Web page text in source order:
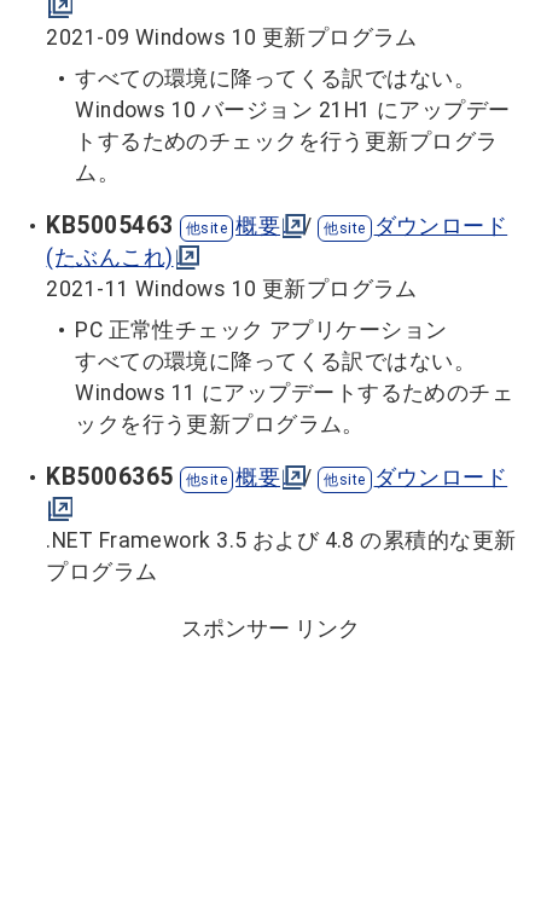
2021-09 Windows 10 更新プログラム
すべての環境に降ってくる訳ではない。
Windows 10 バージョン 21H1 にアップデー
トするためのチェックを行う更新プログラ
ム。
KB5005463 概要 /
ダウンロード
(たぶんこれ)
2021-11 Windows 10 更新プログラム
PC 正常性チェック アプリケーション
すべての環境に降ってくる訳ではない。
Windows 11 にアップデートするためのチェ
ックを行う更新プログラム。
KB5006365 概要 / ダウンロード
.NET Framework 3.5 および 4.8 の累積的な更新
プログラム
スポンサー リンク